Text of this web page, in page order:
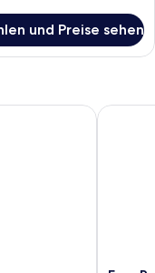
und Preise sehen
Fors